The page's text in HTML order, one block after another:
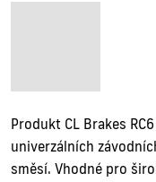
Produkt CL Brakes
univerzálních
směsí. Vhodné pro